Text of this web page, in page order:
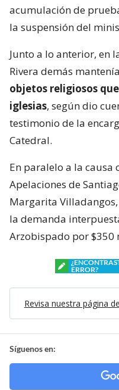
acumulación de
la suspensión del
Junto a lo anterior, en
Rivera demás
objetos religiosos
iglesias, según dio
testimonio de la
Catedral.
En paralelo a la causa
Apelaciones de
Margarita
la demanda
Arzobispado por $350
ERROR?
Revisa nuestra página
Síguenos en: